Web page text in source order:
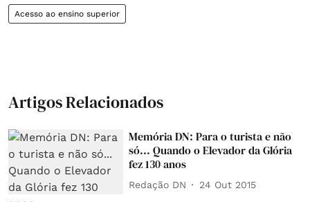
Acesso ao ensino superior
Artigos Relacionados
Memória DN: Para o turista e não
só... Quando o Elevador da Glória
fez 130 anos
Redação DN 24 Out 2015